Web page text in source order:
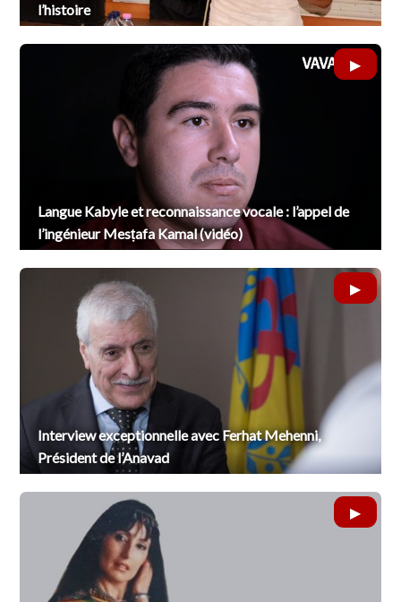
l’histoire
Langue Kabyle et reconnaissance vocale : l’appel de
l’ingénieur Mesṭafa Kamal (vidéo)
Interview exceptionnelle avec Ferhat Mehenni,
Président de l’Anavad